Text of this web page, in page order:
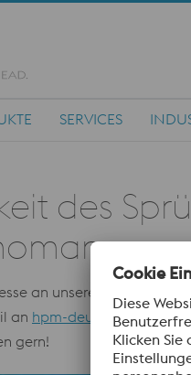
SERVICES
des
an unserem Webinar
an hpm-
gern!